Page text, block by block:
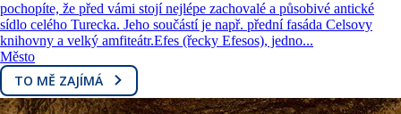
pochopíte, že před vámi stojí nejlépe zachovalé a působivé antické
sídlo celého Turecka. Jeho součástí je např. přední fasáda Celsovy
knihovny a velký amfiteátr.Efes (řecky Efesos), jedno...
Město
TO MĚ ZAJÍMÁ